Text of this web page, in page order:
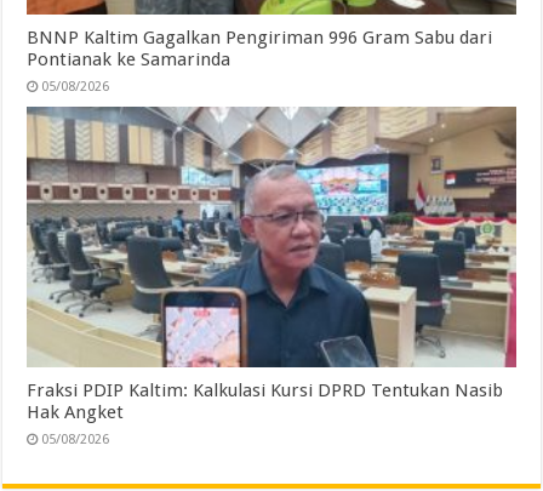
BNNP Kaltim Gagalkan Pengiriman 996 Gram Sabu dari
Pontianak ke Samarinda
05/08/2026
Fraksi PDIP Kaltim: Kalkulasi Kursi DPRD Tentukan Nasib
Hak Angket
05/08/2026